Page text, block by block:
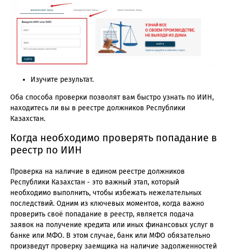
Изучите результат.
Оба способа проверки позволят вам быстро узнать по ИИН,
находитесь ли вы в реестре должников Республики
Казахстан.
Когда необходимо проверять попадание в
реестр по ИИН
Проверка на наличие в едином реестре должников
Республики Казахстан - это важный этап, который
необходимо выполнить, чтобы избежать нежелательных
последствий. Одним из ключевых моментов, когда важно
проверить своё попадание в реестр, является подача
заявок на получение кредита или иных финансовых услуг в
банке или МФО. В этом случае, банк или МФО обязательно
произведут проверку заемщика на наличие задолженностей